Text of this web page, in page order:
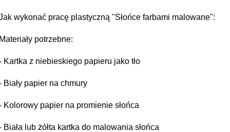
wykonać pracę plastyczną "Słońce farbami malowane":
potrzebne:
Kartka z niebieskiego papieru jako tło
Biały papier na chmury
Kolorowy papier na promienie słońca
Biała lub żółta kartka do malowania słońca